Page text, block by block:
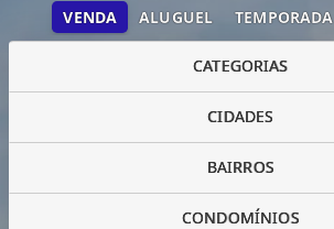
VENDA ALUGUEL TEMPORADA
CATEGORIAS
CIDADES
BAIRROS
CONDOMÍNIOS